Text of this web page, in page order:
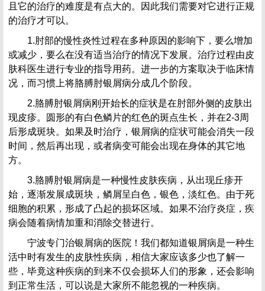
且它的治疗的难度是有点大的。因此我们需要对它进行正规
的治疗才可以。
1.肘部的慢性炎性过程在多种原因的影响下，要么增加
或减少，要么在没有适当治疗的情况下发展。治疗过程由皮
肤科医生进行专业的指导用药。进一步的方案取决于临床情
况，而习惯上将胳膊肘银屑病分成几个阶段。
2.胳膊肘银屑病刚开始长的症状是在肘部外侧的皮肤出
现皮疹。圆形的有白色鳞片的红色的斑点生长，并在2-3周
后形成斑块。如果及时治疗，银屑病的症状可能会消失一段
时间，然后再出现，或者病变可能会出现在身体的其它地
方。
3.胳膊肘银屑病是一种慢性皮肤疾病，从出现丘疹开
始，逐渐发展成斑块，鳞屑呈白色，银色，淡红色。由于死
细胞的积累，形成了凸起的损坏区域。如果不治疗炎症，疾
病会随着病情加重和消除交替进行。
宁波专门治银屑病的医院！我们都知道银屑病是一种生
活中时有发生的皮肤性疾病，相信大家应该多少也了解一
些，毕竟这种疾病的到来不仅会损坏人们的形象，还会影响
到正常生活，可以说是大家所不能忽视的一种疾病。